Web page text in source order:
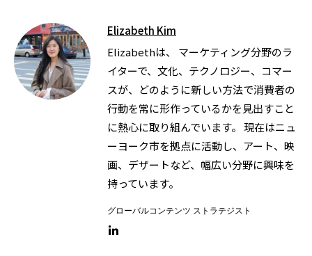
Elizabeth Kim
Elizabethは、 マーケティング分野のラ
イターで、文化、テクノロジー、コマー
スが、どのように新しい方法で消費者の
行動を常に形作っているかを見出すこと
に熱心に取り組んでいます。 現在はニュ
ーヨーク市を拠点に活動し、アート、映
画、デザートなど、幅広い分野に興味を
持っています。
グローバルコンテンツ ストラテジスト
LinkedIn link